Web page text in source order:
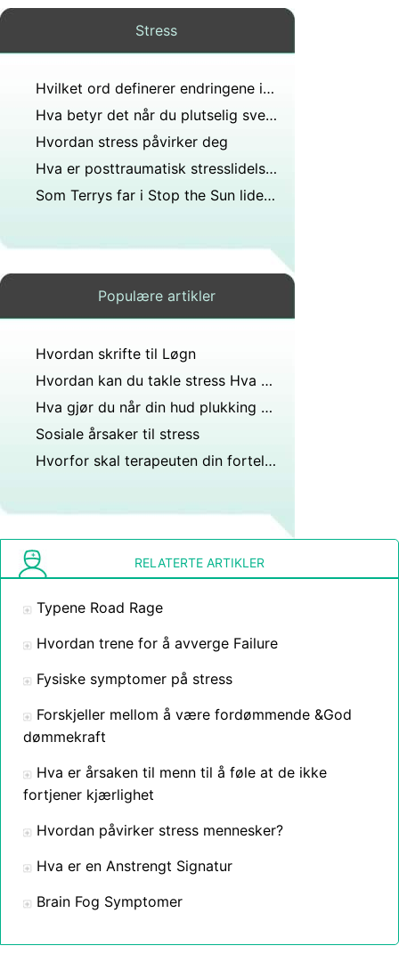
Stress
Hvilket ord definerer endringene i fysisk sosial emosjonell og kognitiv atferd hos individer over tid?
Hva betyr det når du plutselig svetter uten grunn?
Hvordan stress påvirker deg
Hva er posttraumatisk stresslidelse (PTSD)?
Som Terrys far i Stop the Sun lider mange krigsveteraner av Vietnam-syndrom, også kjent som posttraumatisk stresslidelse. Undersøk dette. Hva er symptomene. Hvordan behandles det?
Populære artikler
Hvordan skrifte til Løgn
Hvordan kan du takle stress Hva gjør du for å bekjempe stress?
Hva gjør du når din hud plukking forårsaker du Psykologisk Stress
Sosiale årsaker til stress
Hvorfor skal terapeuten din fortelle deg hva du skal gjøre?
RELATERTE ARTIKLER
Typene Road Rage
Hvordan trene for å avverge Failure
Fysiske symptomer på stress
Forskjeller mellom å være fordømmende &God
dømmekraft
Hva er årsaken til menn til å føle at de ikke
fortjener kjærlighet
Hvordan påvirker stress mennesker?
Hva er en Anstrengt Signatur
Brain Fog Symptomer